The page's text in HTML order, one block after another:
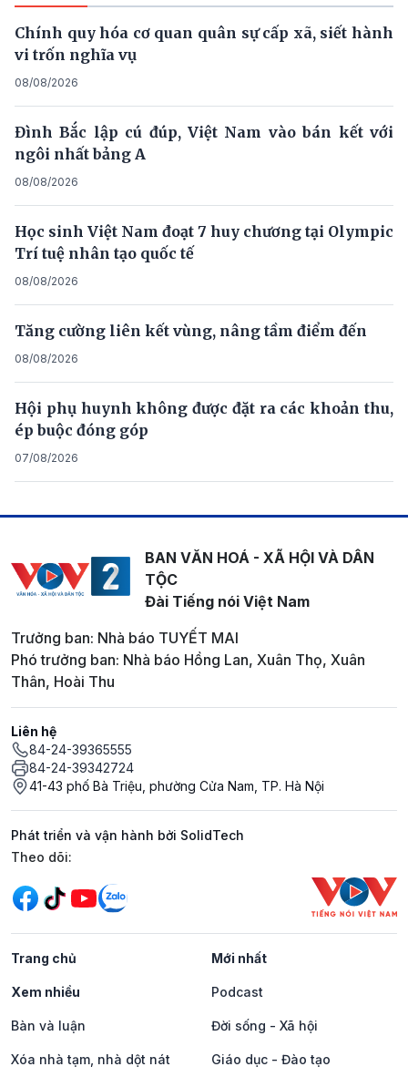
Chính quy hóa cơ quan quân sự cấp xã, siết hành
vi trốn nghĩa vụ
08/08/2026
Đình Bắc lập cú đúp, Việt Nam vào bán kết với
ngôi nhất bảng A
08/08/2026
Học sinh Việt Nam đoạt 7 huy chương tại Olympic
Trí tuệ nhân tạo quốc tế
08/08/2026
Tăng cường liên kết vùng, nâng tầm điểm đến
08/08/2026
Hội phụ huynh không được đặt ra các khoản thu,
ép buộc đóng góp
07/08/2026
BAN VĂN HOÁ - XÃ HỘI VÀ DÂN
TỘC
Đài Tiếng nói Việt Nam
Trưởng ban: Nhà báo TUYẾT MAI
Phó trưởng ban: Nhà báo Hồng Lan, Xuân Thọ, Xuân
Thân, Hoài Thu
Liên hệ
84-24-39365555
84-24-39342724
41-43 phố Bà Triệu, phường Cửa Nam, TP. Hà Nội
Phát triển và vận hành bởi SolidTech
Mạng xã hội
Theo dõi:
Trang chủ Mới nhất
Xem nhiều Podcast
Bàn và luận Đời sống - Xã hội
Xóa nhà tạm, nhà dột nát Giáo dục - Đào tạo